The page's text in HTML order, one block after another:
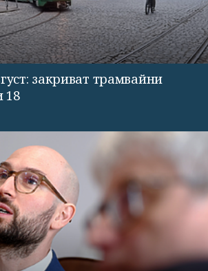
закриват трамвайни
18